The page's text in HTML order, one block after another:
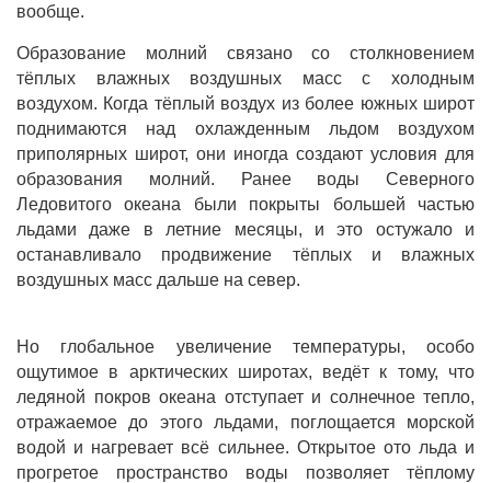
вообще.
Образование молний связано со столкновением
тёплых влажных воздушных масс с холодным
воздухом. Когда тёплый воздух из более южных широт
поднимаются над охлажденным льдом воздухом
приполярных широт, они иногда создают условия для
образования молний. Ранее воды Северного
Ледовитого океана были покрыты большей частью
льдами даже в летние месяцы, и это остужало и
останавливало продвижение тёплых и влажных
воздушных масс дальше на север.
Но глобальное увеличение температуры, особо
ощутимое в арктических широтах, ведёт к тому, что
ледяной покров океана отступает и солнечное тепло,
отражаемое до этого льдами, поглощается морской
водой и нагревает всё сильнее. Открытое ото льда и
прогретое пространство воды позволяет тёплому